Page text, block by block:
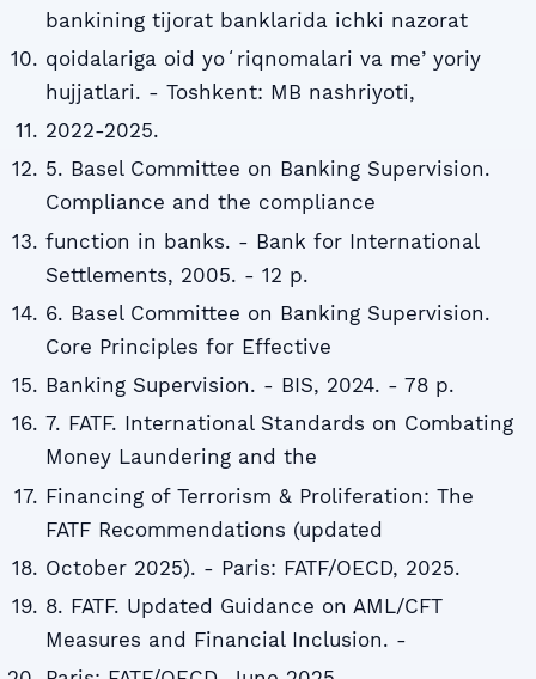
bankining tijorat banklarida ichki nazorat
qoidalariga oid yoʻriqnomalari va meʼyoriy
hujjatlari. - Toshkent: MB nashriyoti,
2022-2025.
5. Basel Committee on Banking Supervision.
Compliance and the compliance
function in banks. - Bank for International
Settlements, 2005. - 12 p.
6. Basel Committee on Banking Supervision.
Core Principles for Effective
Banking Supervision. - BIS, 2024. - 78 p.
7. FATF. International Standards on Combating
Money Laundering and the
Financing of Terrorism & Proliferation: The
FATF Recommendations (updated
October 2025). - Paris: FATF/OECD, 2025.
8. FATF. Updated Guidance on AML/CFT
Measures and Financial Inclusion. -